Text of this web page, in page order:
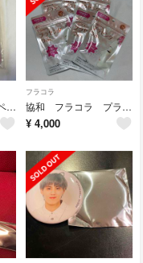
おぱんちゅ くじ ペンポーチ
フラコラ
協和 フラコラ プラセンタつぶ 6袋
¥ 4,000